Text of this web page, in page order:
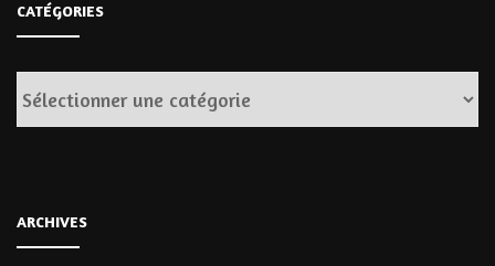
CATÉGORIES
Catégories
ARCHIVES